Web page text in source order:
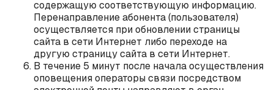
содержащую соответствующую информацию.
Перенаправление абонента (пользователя)
осуществляется при обновлении страницы
сайта в сети Интернет либо переходе на
другую страницу сайта в сети Интернет.
В течение 5 минут после начала осуществления
оповещения операторы связи посредством